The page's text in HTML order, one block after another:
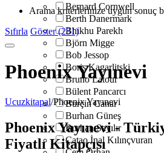
Bernard Cornwell
Berth Danermark
Bhikhu Parekh
Björn Migge
Bob Jessop
Boris Kagarlitski
Bruno Latour
Bülent Pancarcı
Burçin Canar
Burhan Güneş
Burhan Sayılır
Çatao İnal Kılınçvuran
Arama kriterlerinize uygun sonuç
Sıfırla Göster (231)
Phoenix Yayınevi
Ucuzkitapal/Phoenix Yayınevi
Phoenix Yayınevi -
Fiyatlı Kitapçısı